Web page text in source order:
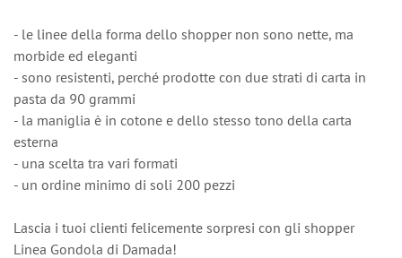
- le linee della forma dello shopper non sono nette, ma
morbide ed eleganti
- sono resistenti, perché prodotte con due strati di carta in
pasta da 90 grammi
- la maniglia è in cotone e dello stesso tono della carta
esterna
- una scelta tra vari formati
- un ordine minimo di soli 200 pezzi
Lascia i tuoi clienti felicemente sorpresi con gli shopper
Linea Gondola di Damada!